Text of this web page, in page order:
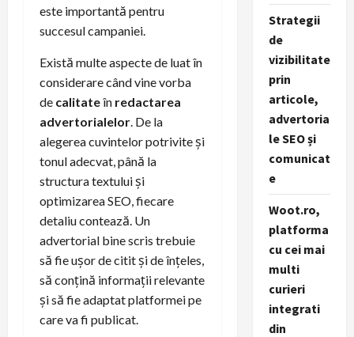
este importantă pentru
succesul campaniei.
Există multe aspecte de luat în
considerare când vine vorba
de calitateîn redactarea
advertorialelor. De la
alegerea cuvintelor potrivite și
tonul adecvat, până la
structura textului și
optimizarea SEO, fiecare
detaliu contează. Un
advertorial bine scris trebuie
să fie ușor de citit și de înțeles,
să conțină informații relevante
și să fie adaptat platformei pe
care va fi publicat.
Strategii
de
vizibilitate
prin
articole,
advertoria
le SEO și
comunicat
e
Woot.ro,
platforma
cu cei mai
multi
curieri
integrati
din